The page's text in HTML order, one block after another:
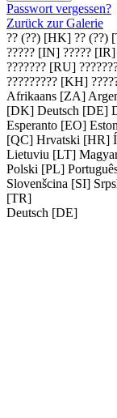
Passwort vergessen?
Zurück zur Galerie
?? (??) [HK] ?? (??)
????? [IN] ????? [IR]
??????? [RU]
????????? [KH]
Afrikaans [ZA]
[DK] Deutsch [DE]
Esperanto [EO]
[QC] Hrvatski [HR]
Lietuviu [LT]
Polski [PL]
Slovenšcina [SI]
[TR]
Deutsch [DE]